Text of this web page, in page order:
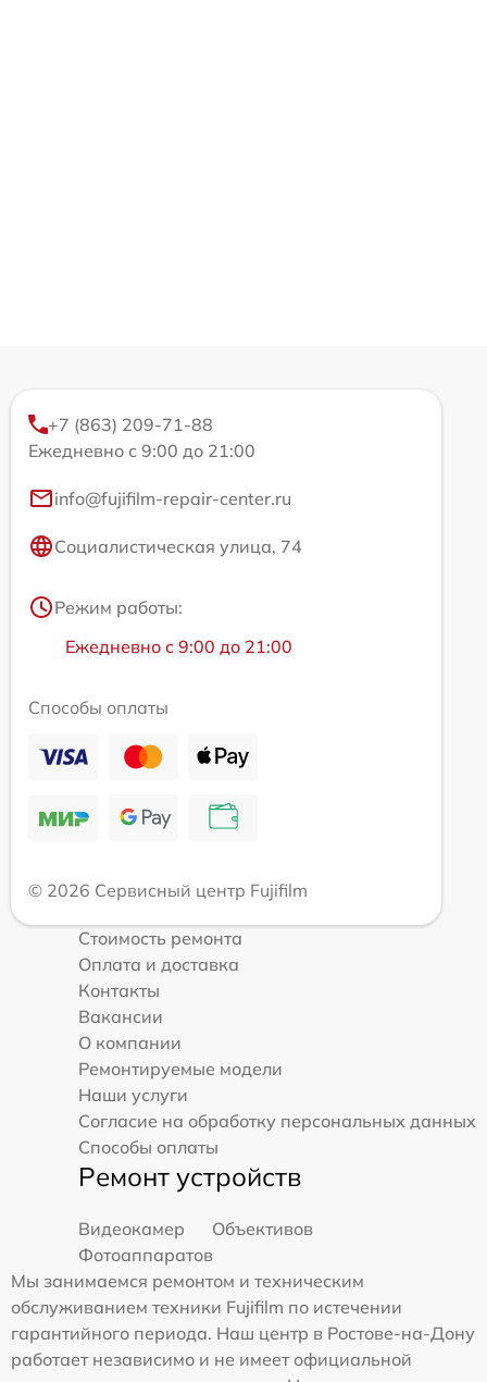
+7 (863) 209-71-88
Ежедневно с 9:00 до 21:00
info@fujifilm-repair-center.ru
Социалистическая улица, 74
Режим работы:
Ежедневно с 9:00 до 21:00
Способы оплаты
© 2026 Сервисный центр Fujifilm
Стоимость ремонта
Оплата и доставка
Контакты
Вакансии
О компании
Ремонтируемые модели
Наши услуги
Согласие на обработку персональных данных
Способы оплаты
Ремонт устройств
Видеокамер
Объективов
Фотоаппаратов
Мы занимаемся ремонтом и техническим
обслуживанием техники Fujifilm по истечении
гарантийного периода. Наш центр в Ростове-на-Дону
работает независимо и не имеет официальной